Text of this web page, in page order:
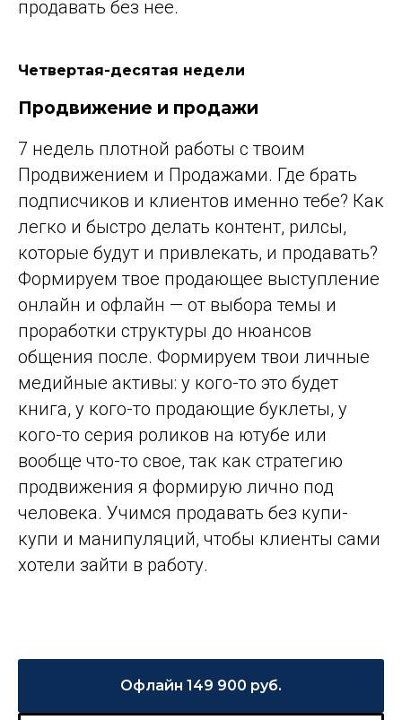
продавать без нее.
Четвертая-десятая недели
Продвижение и продажи
7 недель плотной работы с твоим
Продвижением и Продажами. Где брать
подписчиков и клиентов именно тебе? Как
легко и быстро делать контент, рилсы,
которые будут и привлекать, и продавать?
Формируем твое продающее выступление
онлайн и офлайн — от выбора темы и
проработки структуры до нюансов
общения после. Формируем твои личные
медийные активы: у кого-то это будет
книга, у кого-то продающие буклеты, у
кого-то серия роликов на ютубе или
вообще что-то свое, так как стратегию
продвижения я формирую лично под
человека. Учимся продавать без купи-
купи и манипуляций, чтобы клиенты сами
хотели зайти в работу.
Офлайн 149 900 руб.